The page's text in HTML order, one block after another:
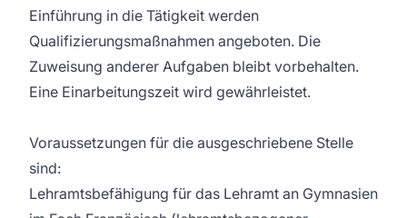
Einführung in die Tätigkeit werden
Qualifizierungsmaßnahmen angeboten. Die
Zuweisung anderer Aufgaben bleibt vorbehalten.
Eine Einarbeitungszeit wird gewährleistet.
Voraussetzungen für die ausgeschriebene Stelle
sind:
Lehramtsbefähigung für das Lehramt an Gymnasien